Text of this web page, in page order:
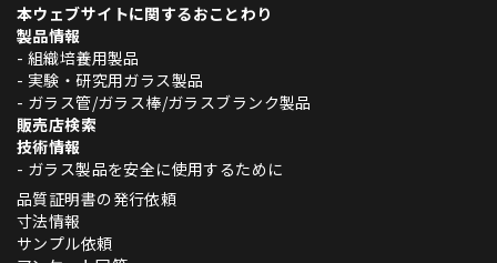
本ウェブサイトに関するおことわり
製品情報
- 組織培養用製品
- 実験・研究用ガラス製品
- ガラス管/ガラス棒/ガラスブランク製品
販売店検索
技術情報
- ガラス製品を安全に使用するために
品質証明書の発行依頼
寸法情報
サンプル依頼